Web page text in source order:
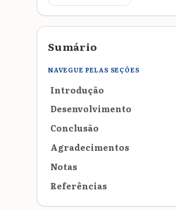
Sumário
NAVEGUE PELAS SEÇÕES
Introdução
Desenvolvimento
Conclusão
Agradecimentos
Notas
Referências